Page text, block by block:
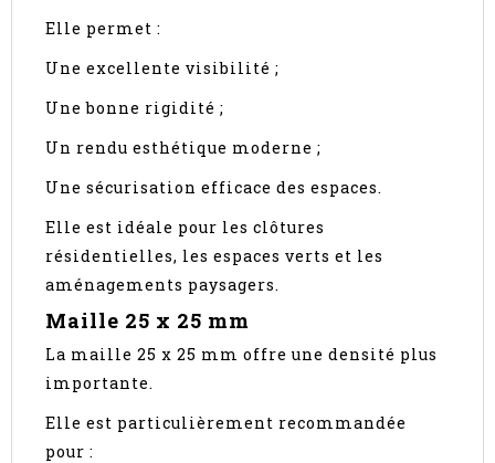
Elle permet :
Une excellente visibilité ;
Une bonne rigidité ;
Un rendu esthétique moderne ;
Une sécurisation efficace des espaces.
Elle est idéale pour les clôtures
résidentielles, les espaces verts et les
aménagements paysagers.
Maille 25 x 25 mm
La maille 25 x 25 mm offre une densité plus
importante.
Elle est particulièrement recommandée
pour :